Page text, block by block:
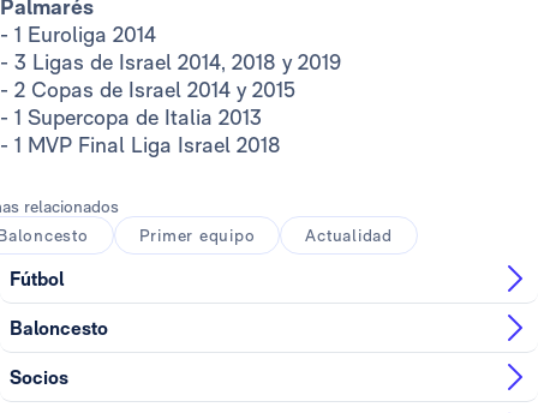
Palmarés
- 1 Euroliga 2014
- 3 Ligas de Israel 2014, 2018 y 2019
- 2 Copas de Israel 2014 y 2015
- 1 Supercopa de Italia 2013
- 1 MVP Final Liga Israel 2018
relacionados
Primer equipo Actualidad
Fútbol
Baloncesto
Socios